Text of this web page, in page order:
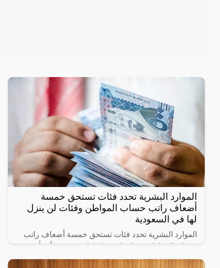
الموارد البشرية تحدد فئات تستحق خمسة
أضعاف راتب حساب المواطن وفئات لن ينزل
لها في السعودية
الموارد البشرية تحدد فئات تستحق خمسة أضعاف راتب
حساب المواطن وفئات لن ينزل لها دعم حيث أنشأت
الحكومة السعودية برنامج حساب المواطن لحماية الأسر